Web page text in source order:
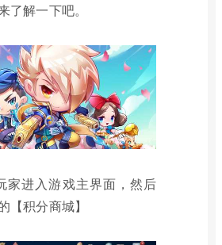
了解一下吧。
家进入游戏主界面，然后
【积分商城】